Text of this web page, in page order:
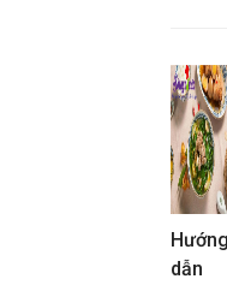
Hướng
dẫn